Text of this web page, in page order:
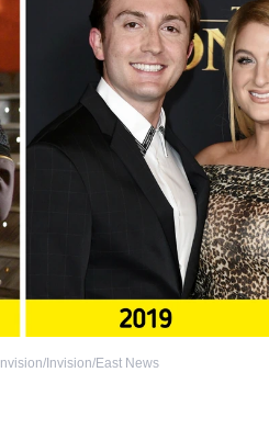
Invision/Invision/East News